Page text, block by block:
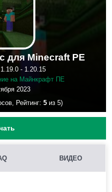
для Minecraft PE
- 1.20.15
на Майнкрафт ПЕ
2023
Рейтинг: 5 из 5)
ВИДЕО